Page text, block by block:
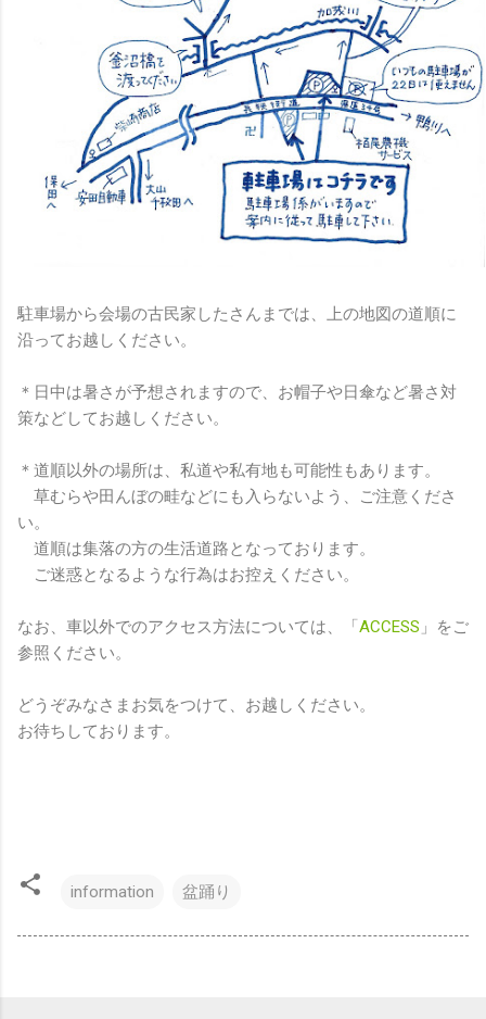
駐車場から会場の古民家したさんまでは、上の地図の道順に
沿ってお越しください。
＊日中は暑さが予想されますので、お帽子や日傘など暑さ対
策などしてお越しください。
＊道順以外の場所は、私道や私有地も可能性もあります。
草むらや田んぼの畦などにも入らないよう、ご注意くださ
い。
道順は集落の方の生活道路となっております。
ご迷惑となるような行為はお控えください。
なお、車以外でのアクセス方法については、「ACCESS 」をご
参照ください。
どうぞみなさまお気をつけて、お越しください。
お待ちしております。
information 盆踊り